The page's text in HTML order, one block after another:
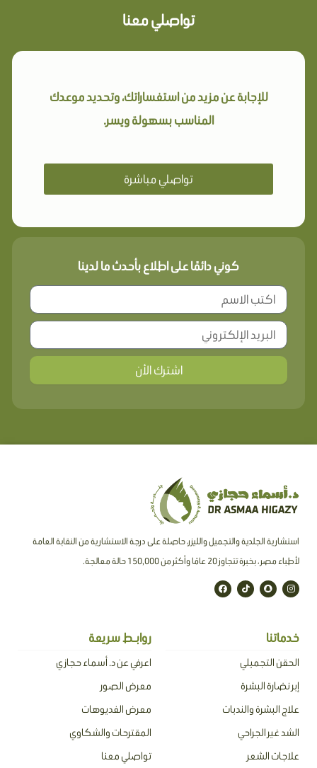
تواصلي معنا
للإجابة عن مزيد من استفساراتك، وتحديد موعدك
المناسب بسهولة ويسر.
تواصلي مباشرة
كوني دائمًا على اطلاع بأحدث ما لدينا
اشترك الأن
استشارية الجلدية والتجميل والليزر، حاصلة على درجة الاستشارية من النقابة العامة
لأطباء مصر ، بخبرة تتجاوز 20 عامًا وأكثر من 150,000 حالة معالجة.
I
n
s
a
S
n
a
a
t
T
i
k
F
a
c
خدماتنا
الحقن التجميلي
إبر نضارة البشرة
علاج البشرة والندبات
الشد غير الجراحي
علاجات الشعر
روابـط سريعة
اعرفي عن د. أسماء حجازي
معرض الصور
معرض الفديوهات
المقترحات والشكاوي
تواصلي معنا